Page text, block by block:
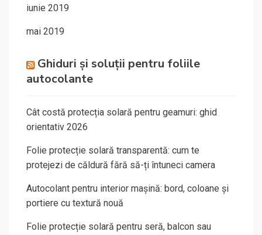
iunie 2019
mai 2019
Ghiduri și soluții pentru foliile
autocolante
Cât costă protecția solară pentru geamuri: ghid
orientativ 2026
Folie protecție solară transparentă: cum te
protejezi de căldură fără să-ți întuneci camera
Autocolant pentru interior mașină: bord, coloane și
portiere cu textură nouă
Folie protecție solară pentru seră, balcon sau